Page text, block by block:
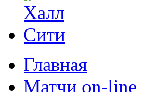
Главная
Матчи on-line